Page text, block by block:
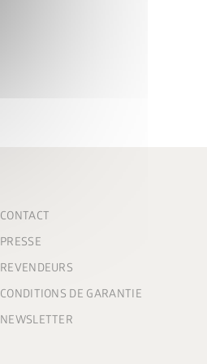
CONTACT
PRESSE
REVENDEURS
CONDITIONS DE GARANTIE
NEWSLETTER